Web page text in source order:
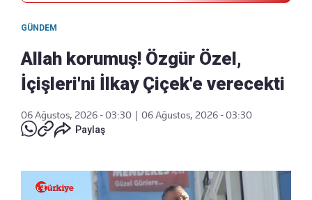
GÜNDEM
Allah korumuş! Özgür Özel,
İçişleri'ni İlkay Çiçek'e verecekti
06 Ağustos, 2026 - 03:30
06 Ağustos, 2026 - 03:30
Paylaş